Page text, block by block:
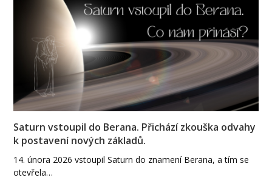
Saturn vstoupil do Berana. Přichází zkouška odvahy
k postavení nových základů.
14. února 2026 vstoupil Saturn do znamení Berana, a tím se
otevřela…